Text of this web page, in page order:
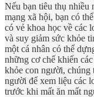
Nếu bạn tiêu thụ nhiều
mạng xã hội, bạn có
có vẻ khoa học về các
và suy giảm sức khỏe
một cá nhân có thể
những cơ chế khiến
khỏe con người, chúng
người để xem liệu các
trước khi mất ăn mất